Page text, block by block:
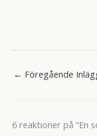
← Föregående
6 reaktioner på ”En